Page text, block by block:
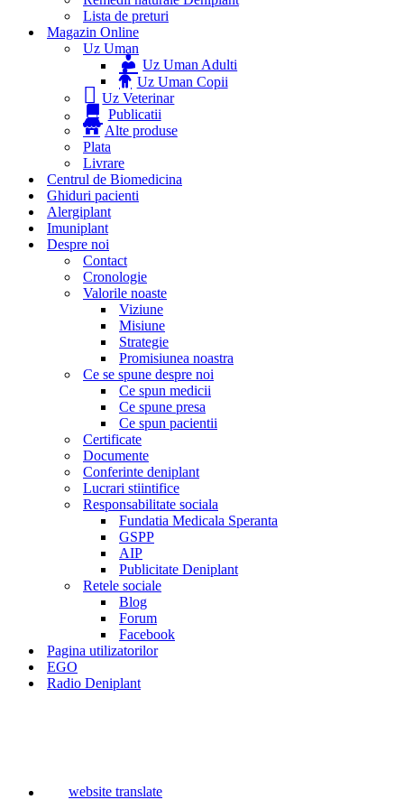
Lista de preturi
Magazin Online
Uz Uman
Uz Uman Adulti
Uz Uman Copii
Uz Veterinar
Publicatii
Alte produse
Plata
Livrare
Centrul de Biomedicina
Ghiduri pacienti
Alergiplant
Imuniplant
Despre noi
Contact
Cronologie
Valorile noaste
Viziune
Misiune
Strategie
Promisiunea noastra
Ce se spune despre noi
Ce spun medicii
Ce spune presa
Ce spun pacientii
Certificate
Documente
Conferinte deniplant
Lucrari stiintifice
Responsabilitate sociala
Fundatia Medicala Speranta
GSPP
AIP
Publicitate Deniplant
Retele sociale
Blog
Forum
Facebook
Pagina utilizatorilor
EGO
Radio Deniplant
website translate